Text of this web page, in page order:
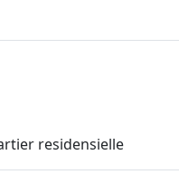
residensielle